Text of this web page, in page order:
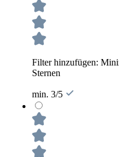
Filter hinzufügen:
Sternen
min. 3/5